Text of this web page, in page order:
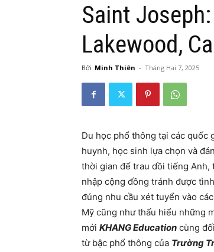
Saint
Lakewood,
Bởi Minh Thiên - Tháng Hai 7, 2025
Du học phổ thông tại các quốc
huynh, học sinh lựa chọn và
thời gian để trau dồi tiếng Anh,
nhập cộng đồng tránh được
đúng nhu cầu xét tuyển vào
Mỹ cũng như thấu hiểu những
mới KHANG Education cùng
từ bậc phổ thông của Trường